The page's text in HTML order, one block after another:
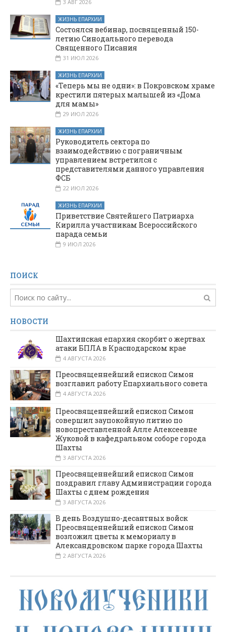
3 АВГ 2026
ЖИЗНЬ ЕПАРХИИ
Состоялся вебинар, посвященный 150-
летию Синодального перевода
Священного Писания
31 ИЮЛ 2026
ЖИЗНЬ ЕПАРХИИ
«Теперь мы не одни»: в Покровском храме
крестили пятерых малышей из «Дома
для мамы»
29 ИЮЛ 2026
ЖИЗНЬ ЕПАРХИИ
Руководитель сектора по
взаимодействию с пограничным
управлением встретился с
представителями данного управления
ФСБ
22 ИЮЛ 2026
ЖИЗНЬ ЕПАРХИИ
Приветствие Святейшего Патриарха
Кирилла участникам Всероссийского
парада семьи
9 ИЮЛ 2026
ПОИСК
НОВОСТИ
Шахтинская епархия скорбит о жертвах
атаки БПЛА в Краснодарском крае
4 АВГУСТА 2026
Преосвященнейший епископ Симон
возглавил работу Епархиального совета
4 АВГУСТА 2026
Преосвященнейший епископ Симон
совершил заупокойную литию по
новопреставленной Алле Алексеевне
Жуковой в кафедральном соборе города
Шахты
3 АВГУСТА 2026
Преосвященнейший епископ Симон
поздравил главу Администрации города
Шахты с днем рождения
3 АВГУСТА 2026
В день Воздушно-десантных войск
Преосвященнейший епископ Симон
возложил цветы к мемориалу в
Александровском парке города Шахты
2 АВГУСТА 2026